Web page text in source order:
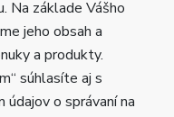
a.s. Všetky práva
.
Na základe Vášho
jeho obsah a
a produkty.
súhlasíte aj s
údajov o správaní na